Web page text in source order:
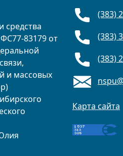
средства
83179 от
и массовых
(383)
(383)
(383)
Карта сайта